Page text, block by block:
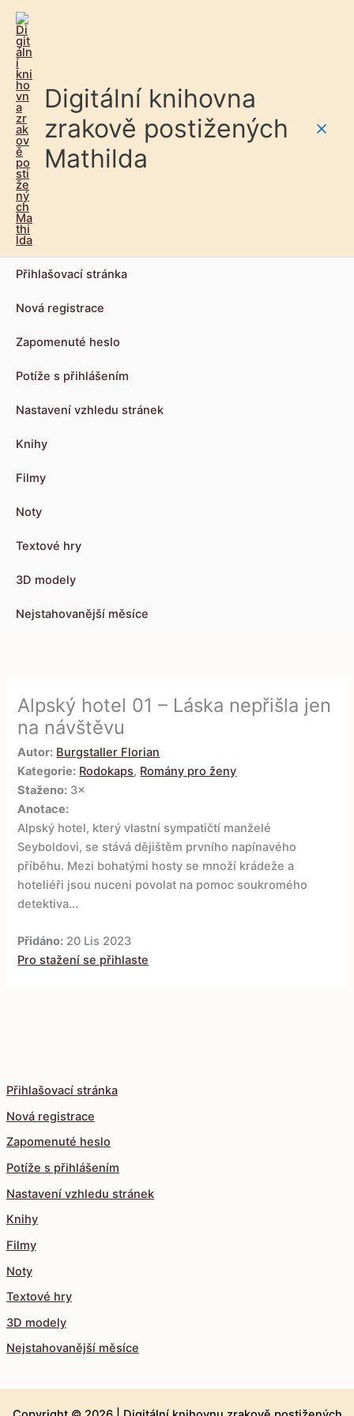
Digitální knihovna
zrakově postižených
Mathilda
Přihlašovací stránka
Nová registrace
Zapomenuté heslo
Potíže s přihlášením
Nastavení vzhledu stránek
Knihy
Filmy
Noty
Textové hry
3D modely
Nejstahovanější měsíce
Přihlašovací stránka
Nová registrace
Zapomenuté heslo
Potíže s přihlášením
Nastavení vzhledu stránek
Knihy
Filmy
Noty
Textové hry
3D modely
Nejstahovanější měsíce
Alpský hotel 01 – Láska nepřišla jen
na návštěvu
Autor: Burgstaller Florian
Kategorie: Rodokaps, Romány pro ženy
Staženo: 3×
Anotace:
Alpský hotel, který vlastní sympatičtí manželé
Seyboldovi, se stává dějištěm prvního napínavého
příběhu. Mezi bohatými hosty se množí krádeže a
hoteliéři jsou nuceni povolat na pomoc soukromého
detektiva...
Přidáno: 20 Lis 2023
Pro stažení se přihlaste